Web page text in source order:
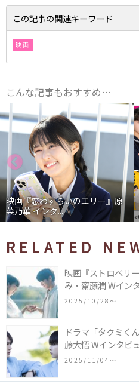
この記事の関連キーワード
映画
こんな記事もおすすめ…
映画『恋わずらいのエリー』原
菜乃華 インタ...
RELATED
映画『ストロベリ
み・齋藤潤 Wイン
2025/10/28〜
ドラマ「タクミく
藤大悟 Wインタビ
2025/11/04〜